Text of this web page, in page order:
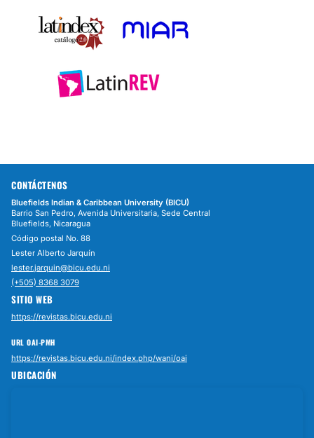
CONTÁCTENOS
Bluefields Indian & Caribbean University (BICU)
Barrio San Pedro, Avenida Universitaria, Sede Central
Bluefields, Nicaragua
Código postal No. 88
Lester Alberto Jarquín
lester.jarquin@bicu.edu.ni
(+505) 8368 3079
SITIO WEB
https://revistas.bicu.edu.ni
URL OAI-PMH
https://revistas.bicu.edu.ni/index.php/wani/oai
UBICACIÓN